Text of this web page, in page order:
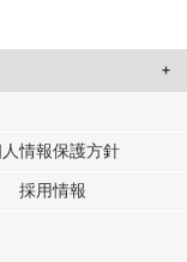
たコンテンツや広告の
供しています。
に提供した他の情報や、
収集した他の情報を組み
情報保護方針
採用情報